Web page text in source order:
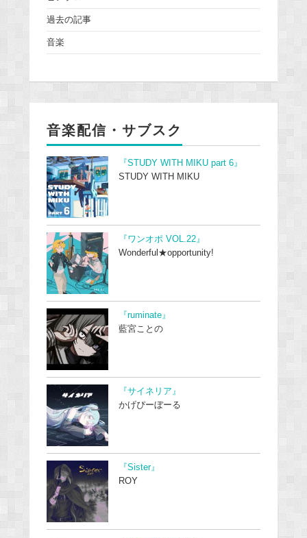
過去の記事
音楽
音楽配信・サブスク
『STUDY WITH MIKU part 6』
STUDY WITH MIKU
『ワンオポ VOL.22』
Wonderful★opportunity!
『ruminate』
藍宮ことの
『サイネリア』
かげぴーぼーる
『Sister』
ROY